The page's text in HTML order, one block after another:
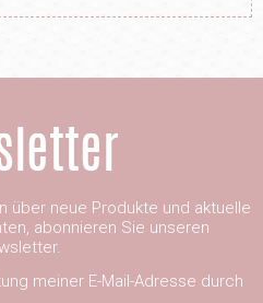
über neue Produkte und aktuelle
abonnieren Sie unseren
meiner E-Mail-Adresse durch